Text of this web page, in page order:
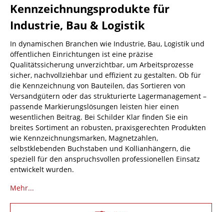
Kennzeichnungsprodukte für
Industrie, Bau & Logistik
In dynamischen Branchen wie Industrie, Bau, Logistik und
öffentlichen Einrichtungen ist eine präzise
Qualitätssicherung unverzichtbar, um Arbeitsprozesse
sicher, nachvollziehbar und effizient zu gestalten. Ob für
die Kennzeichnung von Bauteilen, das Sortieren von
Versandgütern oder das strukturierte Lagermanagement –
passende Markierungslösungen leisten hier einen
wesentlichen Beitrag. Bei Schilder Klar finden Sie ein
breites Sortiment an robusten, praxisgerechten Produkten
wie Kennzeichnungsmarken, Magnetzahlen,
selbstklebenden Buchstaben und Kollianhängern, die
speziell für den anspruchsvollen professionellen Einsatz
entwickelt wurden.
Mehr...